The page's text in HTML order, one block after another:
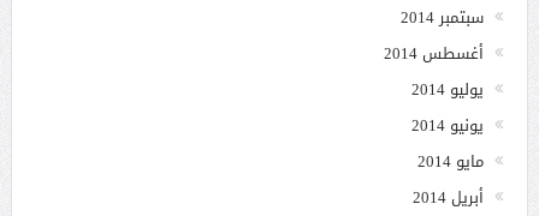
سبتمبر 2014
أغسطس 2014
يوليو 2014
يونيو 2014
مايو 2014
أبريل 2014